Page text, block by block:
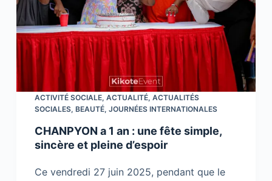
ACTIVITÉ SOCIALE, ACTUALITÉ, ACTUALITÉS
SOCIALES, BEAUTÉ, JOURNÉES INTERNATIONALES
CHANPYON a 1 an : une fête simple,
sincère et pleine d’espoir
Ce vendredi 27 juin 2025, pendant que le